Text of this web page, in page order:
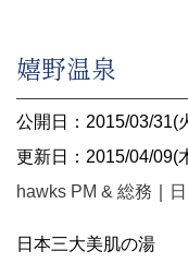
嬉野温泉
公開日：2015/03/31(
更新日：2015/04/09(
hawks PM & 総務
日本三大美肌の湯